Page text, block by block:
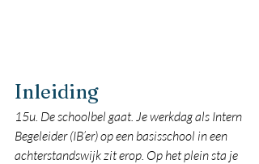
Inleiding
15u. De schoolbel gaat. Je werkdag als Intern
Begeleider (IB’er) op een basisschool in een
achterstandswijk zit erop. Op het plein sta je